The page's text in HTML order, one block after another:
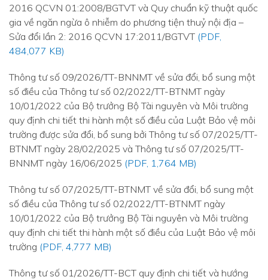
2016 QCVN 01:2008/BGTVT và Quy chuẩn kỹ thuật quốc
gia về ngăn ngừa ô nhiễm do phương tiện thuỷ nội địa –
Sửa đổi lần 2: 2016 QCVN 17:2011/BGTVT (PDF,
484,077 KB)
Thông tư số 09/2026/TT-BNNMT về sửa đổi, bổ sung một
số điều của Thông tư số 02/2022/TT-BTNMT ngày
10/01/2022 của Bộ trưởng Bộ Tài nguyên và Môi trường
quy định chi tiết thi hành một số điều của Luật Bảo vệ môi
trường được sửa đổi, bổ sung bởi Thông tư số 07/2025/TT-
BTNMT ngày 28/02/2025 và Thông tư số 07/2025/TT-
BNNMT ngày 16/06/2025 (PDF, 1,764 MB)
Thông tư số 07/2025/TT-BTNMT về sửa đổi, bổ sung một
số điều của Thông tư số 02/2022/TT-BTNMT ngày
10/01/2022 của Bộ trưởng Bộ Tài nguyên và Môi trường
quy định chi tiết thi hành một số điều của Luật Bảo vệ môi
trường (PDF, 4,777 MB)
Thông tư số 01/2026/TT-BCT quy định chi tiết và hướng